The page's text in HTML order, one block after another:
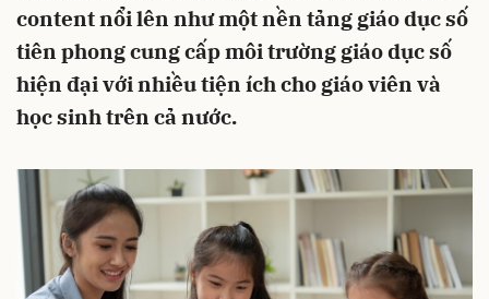
content nổi lên như một nền tảng giáo dục số
tiên phong cung cấp môi trường giáo dục số
hiện đại với nhiều tiện ích cho giáo viên và
học sinh trên cả nước.